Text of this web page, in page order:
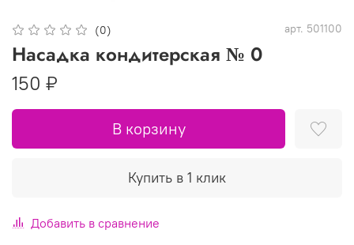
(0) арт. 501100
Насадка кондитерская № 0
150 ₽
В корзину
Купить в 1 клик
Добавить в сравнение